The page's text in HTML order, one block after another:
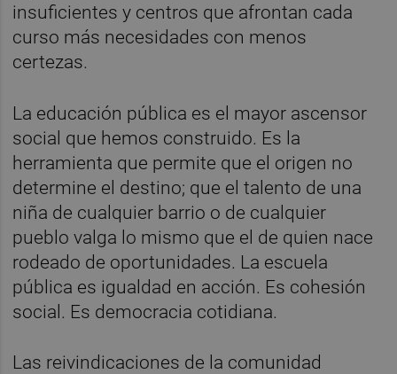
insuficientes y centros que afrontan cada
curso más necesidades con menos
certezas.
La educación pública es el mayor ascensor
social que hemos construido. Es la
herramienta que permite que el origen no
determine el destino; que el talento de una
niña de cualquier barrio o de cualquier
pueblo valga lo mismo que el de quien nace
rodeado de oportunidades. La escuela
pública es igualdad en acción. Es cohesión
social. Es democracia cotidiana.
Las reivindicaciones de la comunidad